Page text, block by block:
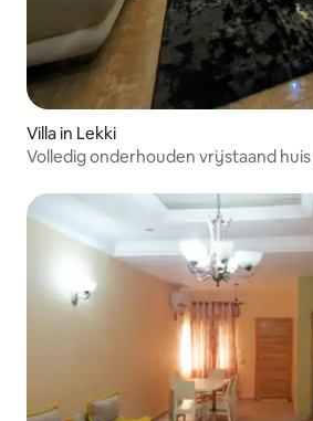
Villa in Lekki
Volledig onderhouden vrijstaand